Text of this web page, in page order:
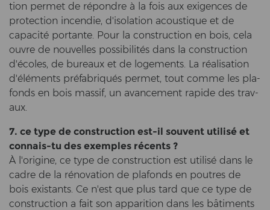
tion per­met de répondre à la fois aux exi­gen­ces de
pro­tec­tion in­cen­die, d'iso­la­ti­on acous­tique et de
capacité portan­te. Pour la con­struc­tion en bois, cela
ouvre de nou­vel­les possibilités dans la con­struc­tion
d'écoles, de bu­reaux et de lo­ge­ments. La réalisation
d'éléments préfabriqués per­met, tout comme les pla­
fonds en bois mas­sif, un avance­ment ra­pi­de des trav­
aux.
7. ce type de con­struc­tion est-​il sou­vent utilisé et
connais-​tu des ex­emp­les récents ?
À l'ori­gi­ne, ce type de con­struc­tion est utilisé dans le
cadre de la rénovation de pla­fonds en poutres de
bois existants. Ce n'est que plus tard que ce type de
con­struc­tion a fait son ap­pa­ri­ti­on dans les bâtiments